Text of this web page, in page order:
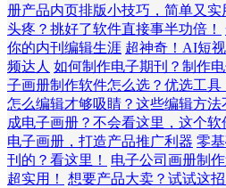
册产品内页排版小技巧，简单又实
头疼？挑好了软件直接事半功倍！
你的内刊编辑生涯 超神奇！AI短
频达人 如何制作电子期刊？制作
子画册制作软件怎么选？优选工具
怎么编辑才够吸睛？这些编辑方法
成电子画册？不会看这里，这个软
电子画册，打造产品推广利器 零
刊的？看这里！
电子公司画册制
超实用！
想要产品大卖？试试这